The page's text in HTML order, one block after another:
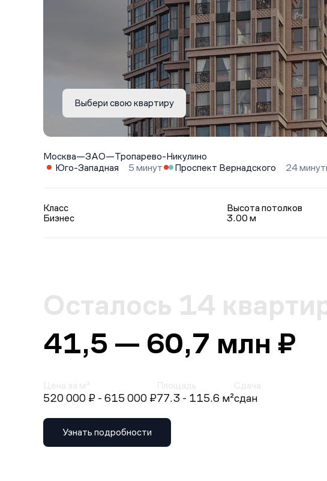
Выбери свою квартиру
Москва—ЗАО—Тропарево-Никулино
Юго-Западная
5 минут Проспект Вернадского 24
Класс
Бизнес
Высота потолков
3.00 м
Осталось 14
41,5 — 60,7 млн ₽
Цена за м²
520 000 ₽ - 615 000 ₽
Площадь
77.3 - 115.6 м²
Сдача
сдан
Узнать подробности